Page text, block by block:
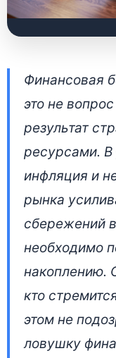
Как
23 июня 2026 •
Финансовая
это не
результат
ресурсами. В
инфляция и
рынка
сбережений
необходимо
накоплению.
кто
этом не
ловушку